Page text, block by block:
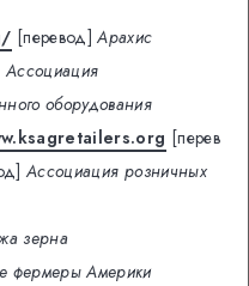
[перевод] Арахис
Ассоциация
оборудования
[перев
Ассоциация розничных
зерна
фермеры Америки